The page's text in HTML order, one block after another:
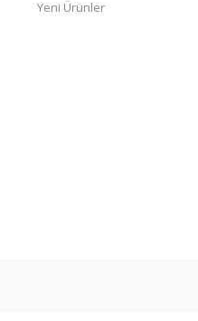
Yeni Ürünler